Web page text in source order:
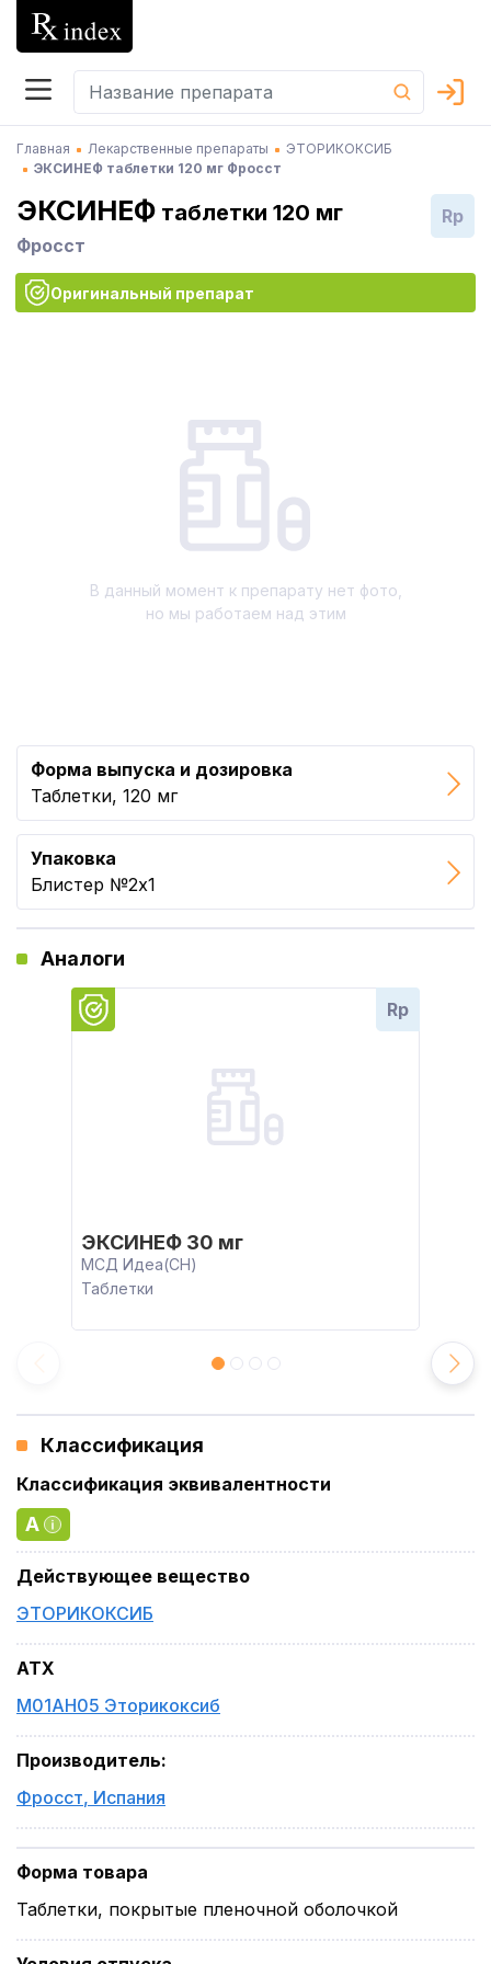
Главная Лекарственные препараты
ЭТОРИКОКСИБ
ЭКСИНЕФ таблетки 120 мг Фросст
ЭКСИНЕФ таблетки 120 мг
Фросст
Rp
Оригинальный препарат
В данный момент к препарату нет фото,
но мы работаем над этим
Форма выпуска и дозировка
Таблетки, 120 мг
Упаковка
Блистер №2x1
Аналоги
Rp
ЭКСИНЕФ 30 мг
МСД Идеа(CH)
Таблетки
Классификация
Классификация эквивалентности
A
Действующее вещество
ЭТОРИКОКСИБ
ATX
M01AH05 Эторикоксиб
Производитель:
Фросст, Испания
Форма товара
Таблетки, покрытые пленочной оболочкой